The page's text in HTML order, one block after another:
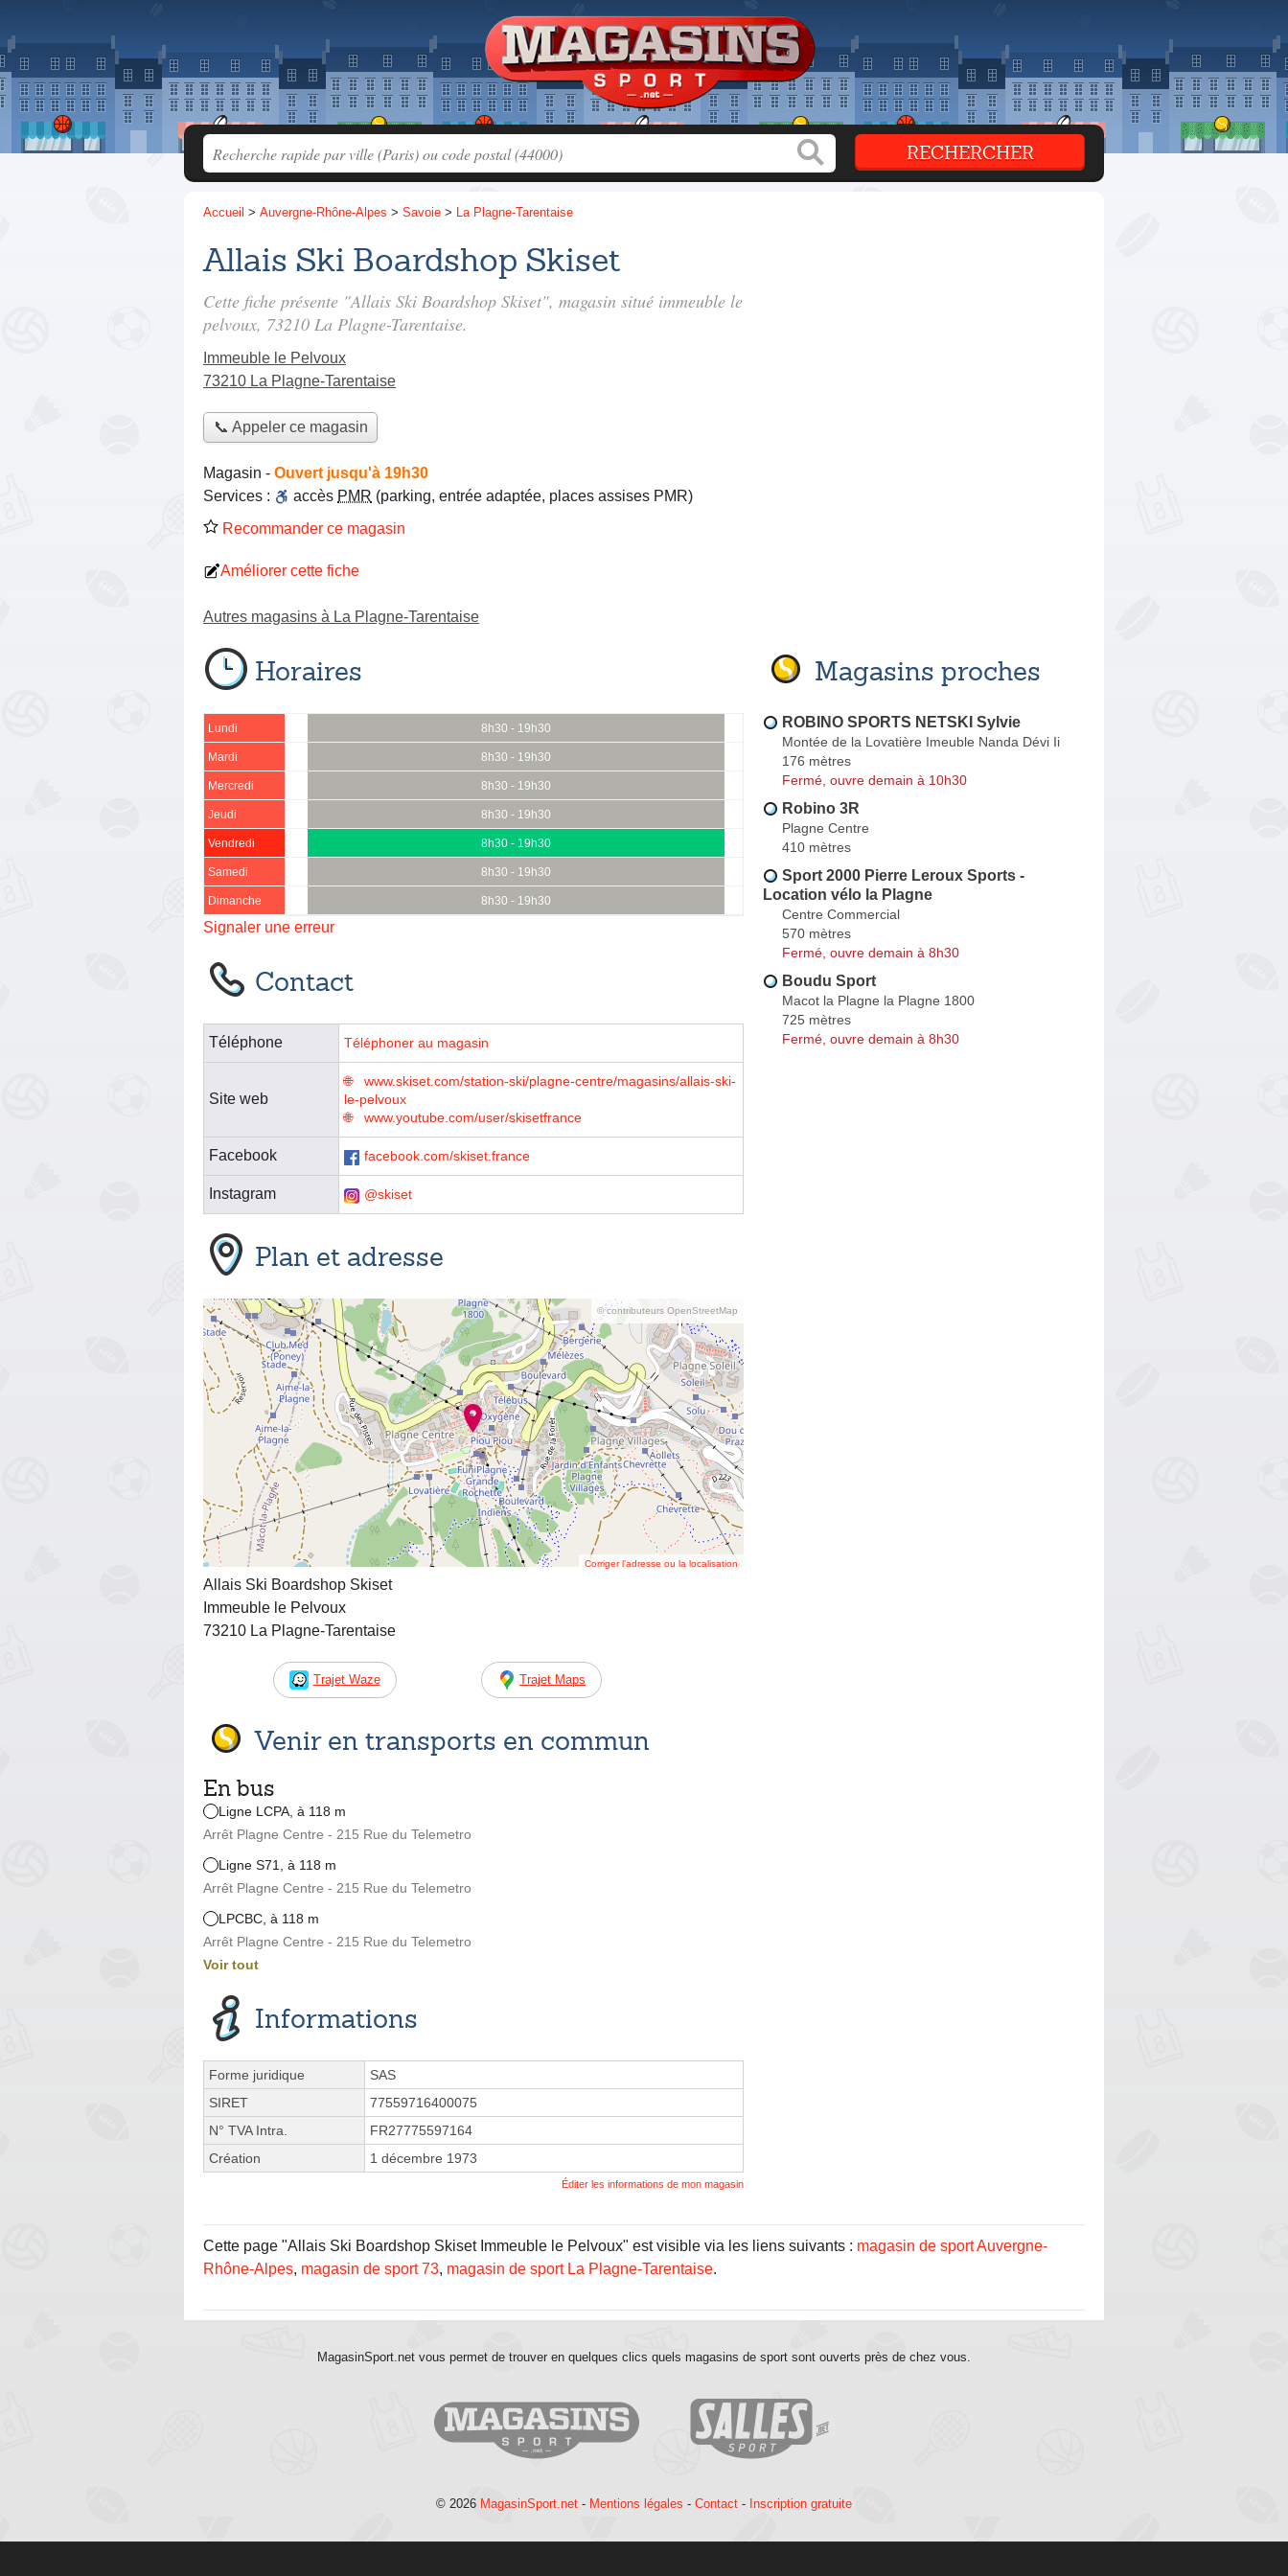
Accueil > Auvergne-Rhône-Alpes > Savoie > La Plagne-Tarentaise
Allais Ski Boardshop Skiset
Cette fiche présente "Allais Ski Boardshop Skiset", magasin situé immeuble le
pelvoux, 73210 La Plagne-Tarentaise.
Immeuble le Pelvoux
73210 La Plagne-Tarentaise
📞 Appeler ce magasin
Magasin - Ouvert jusqu'à 19h30
Services :
accès PMR (parking, entrée adaptée, places assises PMR)
Recommander ce magasin
Améliorer cette fiche
Autres magasins à La Plagne-Tarentaise
Horaires
Lundi 8h30 - 19h30
Mardi 8h30 - 19h30
Mercredi 8h30 - 19h30
Jeudi 8h30 - 19h30
Vendredi 8h30 - 19h30
Samedi 8h30 - 19h30
Dimanche 8h30 - 19h30
Signaler une erreur
Contact
Téléphone Téléphoner au magasin
Site web
www.skiset.com/station-ski/plagne-centre/magasins/allais-ski-
le-pelvoux
www.youtube.com/user/skisetfrance
Facebook facebook.com/skiset.france
Instagram @skiset
Plan et adresse
© contributeurs OpenStreetMap
Corriger l’adresse ou la localisation
Allais Ski Boardshop Skiset
Immeuble le Pelvoux
73210 La Plagne-Tarentaise
Trajet Waze Trajet Maps
Venir en transports en commun
En bus
Ligne LCPA, à 118 m
Arrêt Plagne Centre - 215 Rue du Telemetro
Ligne S71, à 118 m
Arrêt Plagne Centre - 215 Rue du Telemetro
LPCBC, à 118 m
Arrêt Plagne Centre - 215 Rue du Telemetro
Voir tout
Informations
Forme juridique
SAS
SIRET
77559716400075
N° TVA Intra.
FR27775597164
Création
1 décembre 1973
Éditer les informations de mon magasin
Magasins proches
ROBINO SPORTS NETSKI Sylvie
Montée de la Lovatière Imeuble Nanda Dévi Ii
176 mètres
Fermé, ouvre demain à 10h30
Robino 3R
Plagne Centre
410 mètres
Sport 2000 Pierre Leroux Sports -
Location vélo la Plagne
Centre Commercial
570 mètres
Fermé, ouvre demain à 8h30
Boudu Sport
Macot la Plagne la Plagne 1800
725 mètres
Fermé, ouvre demain à 8h30
Cette page "Allais Ski Boardshop Skiset Immeuble le Pelvoux" est visible via les liens suivants : magasin de sport Auvergne-
Rhône-Alpes, magasin de sport 73, magasin de sport La Plagne-Tarentaise.
MagasinSport.net vous permet de trouver en quelques clics quels magasins de sport sont ouverts près de chez vous.
© 2026 MagasinSport.net - Mentions légales - Contact - Inscription gratuite